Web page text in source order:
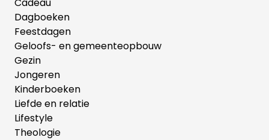
Dagboeken
Feestdagen
Geloofs- en gemeenteopbouw
Gezin
Jongeren
Kinderboeken
Liefde en relatie
Lifestyle
Theologie